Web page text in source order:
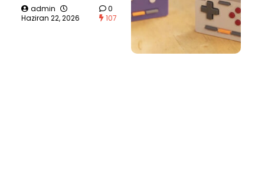
admin
Haziran 22, 2026
0
107